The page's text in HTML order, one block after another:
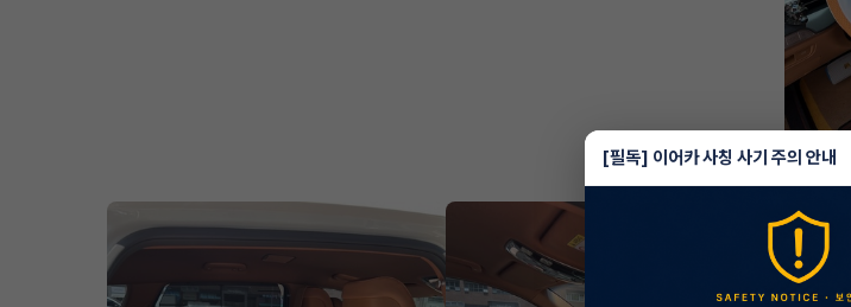
[필독] 이어카 사칭 사기 주의 안내